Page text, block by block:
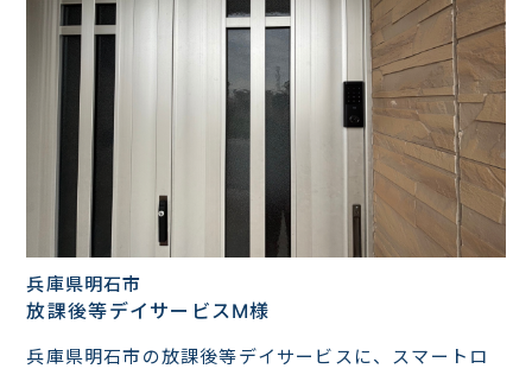
兵庫県明石市
放課後等デイサービスM様
兵庫県明石市の放課後等デイサービスに、スマートロ